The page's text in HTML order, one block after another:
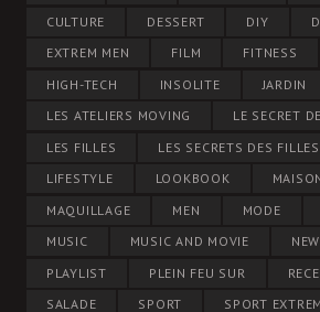
CULTURE
DESSERT DIY
EXTREM MEN
FILM FITNESS
HIGH-TECH
INSOLITE
JARDIN
LES ATELIERS MOVING
LE SECRET
LES FILLES
LES SECRETS DES FILLES
LIFESTYLE
LOOKBOOK
MAQUILLAGE
MEN MODE
MUSIC
MUSIC AND MOVIE
PLAYLIST
PLEIN FEU SUR
SALADE
SPORT SPORT